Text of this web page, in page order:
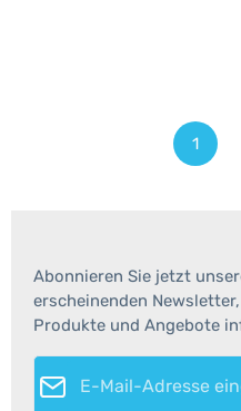
Seite
1
Abonnieren Sie jetzt
erscheinenden
Produkte und Angebote
E-Mail-Adresse*